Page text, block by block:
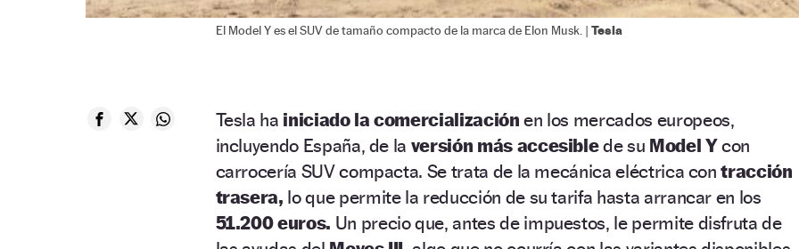
El Model Y es el SUV de tamaño compacto de la marca de Elon Musk. | Tesla
Tesla ha iniciado la comercialización en los mercados europeos,
incluyendo España, de la versión más accesiblede su Model Ycon
carrocería SUV compacta. Se trata de la mecánica eléctrica contracción
trasera, lo que permite la reducción de su tarifa hasta arrancar en los
51.200 euros. Un precio que, antes de impuestos, le permite disfruta de